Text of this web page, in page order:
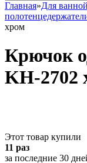
Главная»Для ванной
хром
Крючок
KH-2702
Этот товар купили
11 раз
за последние 30